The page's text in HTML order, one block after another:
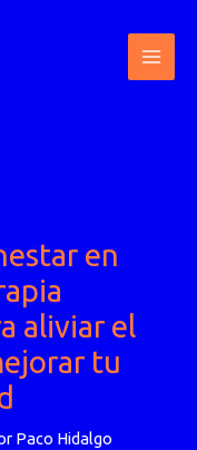
en
aliviar el
tu
Paco Hidalgo